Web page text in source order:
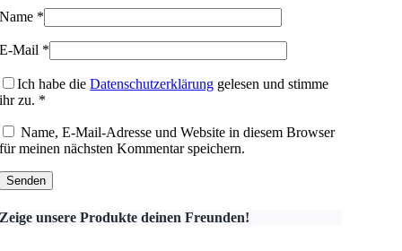
Name *
E-Mail *
Ich habe dieDatenschutzerklärung gelesen und stimme
ihr zu. *
Name, E-Mail-Adresse und Website in diesem Browser
für meinen nächsten Kommentar speichern.
Zeige unsere Produkte deinen Freunden!